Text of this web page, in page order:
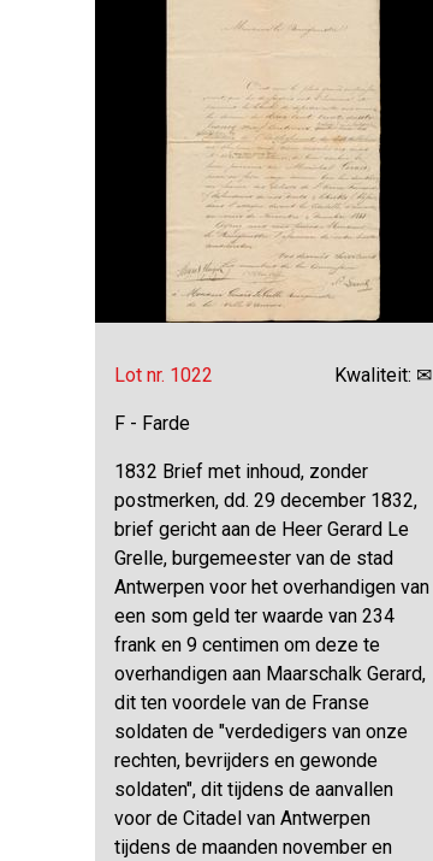
Lot nr. 1022 Kwaliteit: ✉
F - Farde
1832 Brief met inhoud, zonder
postmerken, dd. 29 december 1832,
brief gericht aan de Heer Gerard Le
Grelle, burgemeester van de stad
Antwerpen voor het overhandigen van
een som geld ter waarde van 234
frank en 9 centimen om deze te
overhandigen aan Maarschalk Gerard,
dit ten voordele van de Franse
soldaten de "verdedigers van onze
rechten, bevrijders en gewonde
soldaten", dit tijdens de aanvallen
voor de Citadel van Antwerpen
tijdens de maanden november en